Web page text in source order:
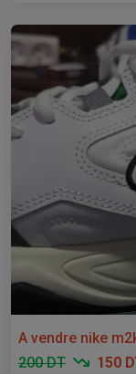
A vendre nike
200 DT
150